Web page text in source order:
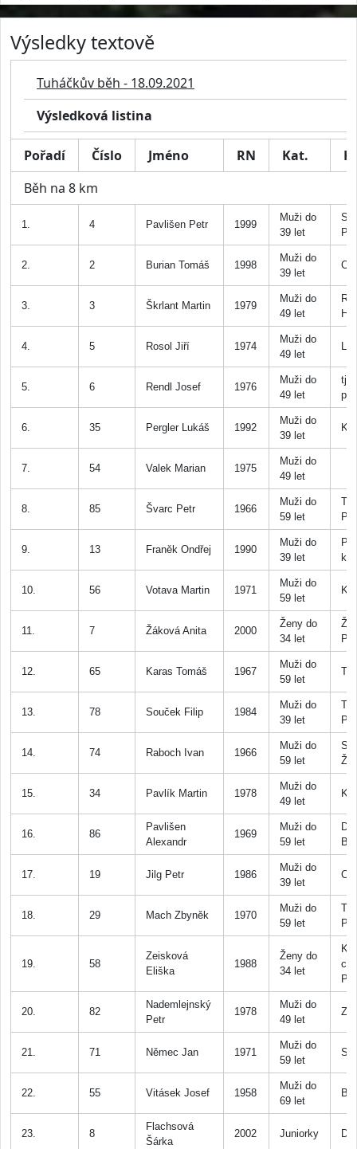
Výsledky textově
Tuháčkův běh - 18.09.2021
Výsledková listina
Pořadí Číslo Jméno RN Kat.
Běh na 8 km
1. 4 Pavlišen Petr 1999
Muži do
39 let
2. 2 Burian Tomáš 1998
Muži do
39 let
3. 3 Škrlant Martin 1979
Muži do
49 let
4. 5 Rosol Jiří 1974
Muži do
49 let
5. 6 Rendl Josef 1976
Muži do
49 let
tj
6. 35 Pergler Lukáš 1992
Muži do
39 let
7. 54 Valek Marian 1975
Muži do
49 let
8. 85 Švarc Petr 1966
Muži do
59 let
9. 13 Franěk Ondřej 1990
Muži do
39 let
10. 56 Votava Martin 1971
Muži do
59 let
11. 7 Žáková Anita 2000
Ženy do
34 let
PB
12. 65 Karas Tomáš 1967
Muži do
59 let
13. 78 Souček Filip 1984
Muži do
39 let
14. 74 Raboch Ivan 1966
Muži do
59 let
15. 34 Pavlík Martin 1978
Muži do
49 let
16. 86
Pavlišen
Alexandr
1969
Muži do
59 let
17. 19 Jilg Petr 1986
Muži do
39 let
18. 29 Mach Zbyněk 1970
Muži do
59 let
19. 58
Zeisková
Eliška
1988
Ženy do
34 let
20. 82
Nademlejnský
Petr
1978
Muži do
49 let
21. 71 Němec Jan 1971
Muži do
59 let
22. 55 Vitásek Josef 1958
Muži do
69 let
23. 8
Flachsová
Šárka
2002 Juniorky